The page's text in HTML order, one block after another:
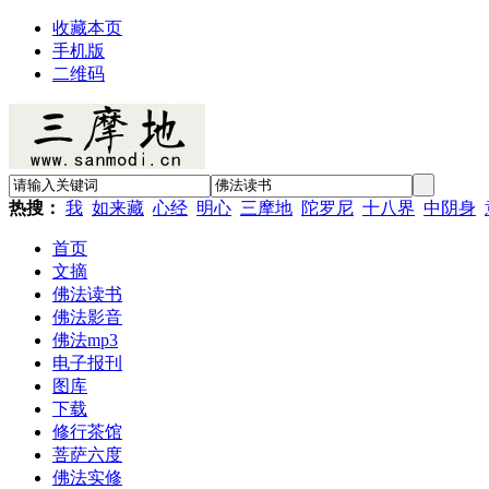
收藏本页
手机版
二维码
热搜： 我 如来藏 心经 明心 三摩地 陀罗尼 十八界 中阴身
首页
文摘
佛法读书
佛法影音
佛法mp3
电子报刊
图库
下载
修行茶馆
菩萨六度
佛法实修